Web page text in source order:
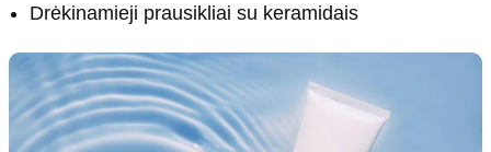
Drėkinamieji prausikliai su keramidais